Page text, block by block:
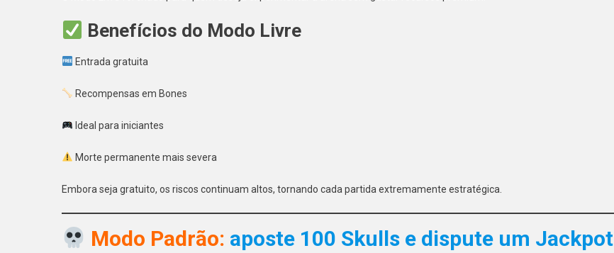
Benefícios do Modo Livre
Entrada gratuita
Recompensas em Bones
Ideal para iniciantes
Morte permanente mais severa
Embora seja gratuito, os riscos continuam altos, tornando cada partida extremamente estratégica.
Modo Padrão: aposte 100 Skulls e dispute um Jackpot